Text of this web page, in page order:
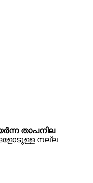
താപനില
നല്ല